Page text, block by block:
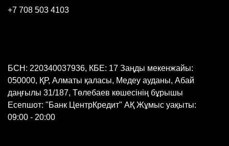
+7 708 503 4103
БСН: 220340037936, КБЕ: 17 Заңды мекенжайы:
050000, ҚР, Алматы қаласы, Медеу ауданы, Абай
даңғылы 31/187, Төлебаев көшесінің бұрышы
Есепшот: "Банк ЦентрКредит" АҚ Жұмыс уақыты:
09:00 - 20:00